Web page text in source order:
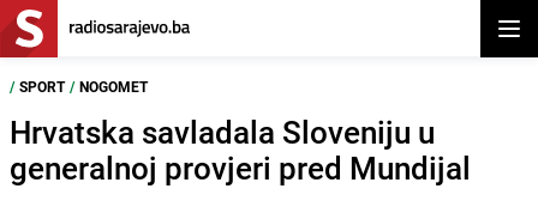
/ SPORT / NOGOMET
Hrvatska savladala Sloveniju u
generalnoj provjeri pred Mundijal